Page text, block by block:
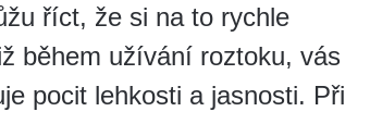
říct, že si na to rychle
během užívání roztoku, vás
pocit lehkosti a jasnosti. Při